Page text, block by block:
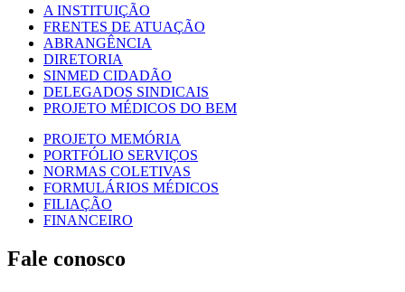
A INSTITUIÇÃO
FRENTES DE ATUAÇÃO
ABRANGÊNCIA
DIRETORIA
SINMED CIDADÃO
DELEGADOS SINDICAIS
PROJETO MÉDICOS DO BEM
PROJETO MEMÓRIA
PORTFÓLIO SERVIÇOS
NORMAS COLETIVAS
FORMULÁRIOS MÉDICOS
FILIAÇÃO
FINANCEIRO
Fale conosco